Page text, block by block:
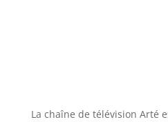
La chaîne de télévision Arté